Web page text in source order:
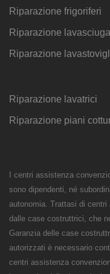
Riparazione frigoriferi
Riparazione lavasciuga
Riparazione
Riparazione lavatrici
Riparazione piani
I centri assistenza
sono dipendenti, né
autonomia. Trattasi di
dalle case costruttrici, che
Garanzia delle case
autorizzati è necessario
centri assistenza